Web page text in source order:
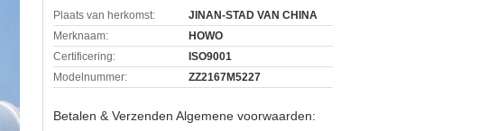
Plaats van herkomst:
JINAN-STAD VAN CHINA
Merknaam:
HOWO
Certificering:
ISO9001
Modelnummer:
ZZ2167M5227
Betalen & Verzenden Algemene voorwaarden: